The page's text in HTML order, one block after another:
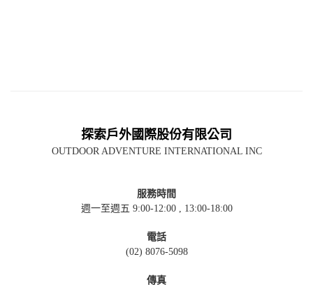
探索戶外國際股份有限公司
OUTDOOR ADVENTURE INTERNATIONAL INC
服務時間
週一至週五 9:00-12:00 , 13:00-18:00
電話
(02) 8076-5098
傳真